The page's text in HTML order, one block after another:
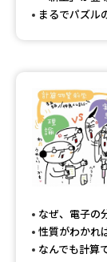
まるでパズル
なぜ、電子の
性質がわかれ
なんでも計算